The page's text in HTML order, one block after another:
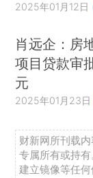
2025年01月12日
肖远企：房
项目贷款审
元
2025年01月23日
财新网所刊载
专属所有或持
建立镜像等任何